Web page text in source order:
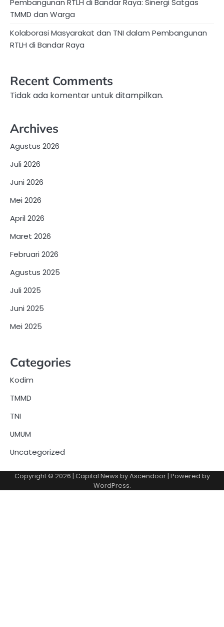
Pembangunan RTLH di Bandar Raya: Sinergi Satgas
TMMD dan Warga
Kolaborasi Masyarakat dan TNI dalam Pembangunan
RTLH di Bandar Raya
Recent Comments
Tidak ada komentar untuk ditampilkan.
Archives
Agustus 2026
Juli 2026
Juni 2026
Mei 2026
April 2026
Maret 2026
Februari 2026
Agustus 2025
Juli 2025
Juni 2025
Mei 2025
Categories
Kodim
TMMD
TNI
UMUM
Uncategorized
Copyright © 2026 | Capital News byAscendoor| Powered by
WordPress.